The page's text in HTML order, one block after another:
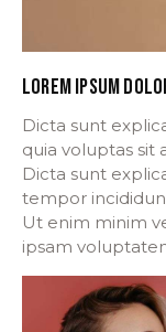
LOREM IPSUM
Dicta sunt
quia voluptas sit
Dicta sunt
tempor
Ut enim minim
ipsam